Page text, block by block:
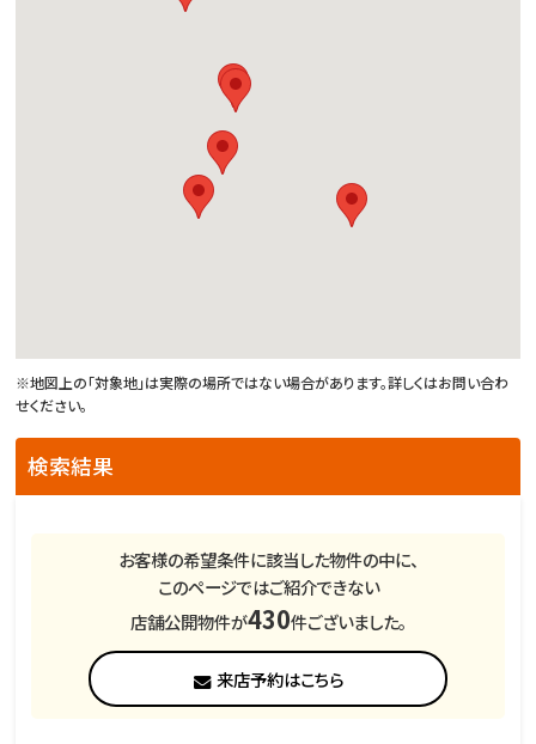
※地図上の「対象地」は実際の場所ではない場合があります。詳しくはお問い合わ
せください。
検索結果
お客様の希望条件に該当した物件の中に、
このページではご紹介できない
店舗公開物件が430件ございました。
来店予約はこちら